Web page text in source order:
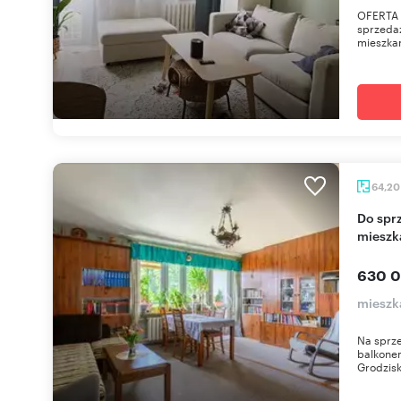
64,20
Do sprzedania funkcjonalne 3-pokojowe
630
Na